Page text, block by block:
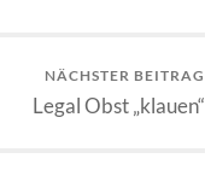
NÄCHSTER BEITRAG
Legal Obst „klauen“